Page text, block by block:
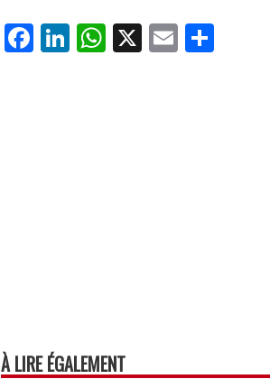
Fa
ce
Li
nk
W
ha
X E
m
À LIRE ÉGALEMENT